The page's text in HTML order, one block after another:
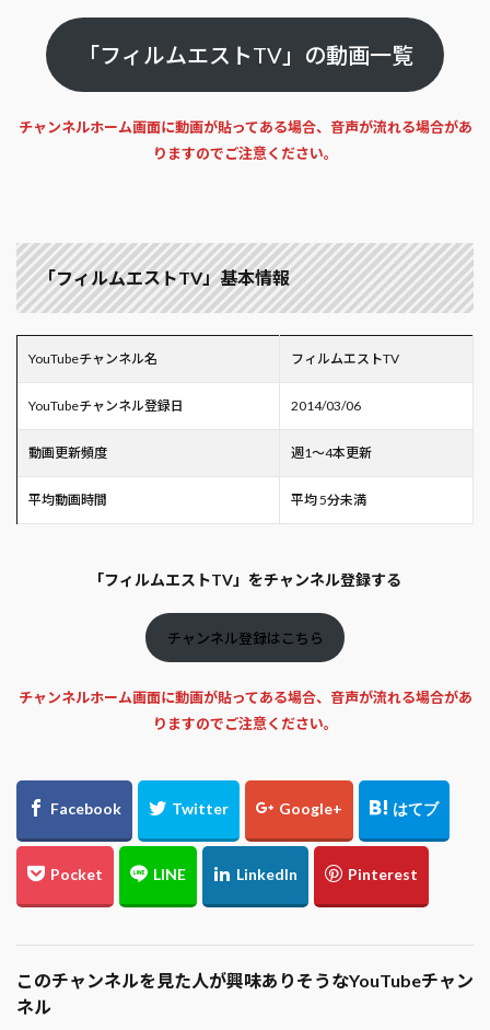
「フィルムエストTV」の動画一覧
チャンネルホーム画面に動画が貼ってある場合、音声が流れる場合があ
りますのでご注意ください。
「フィルムエストTV」基本情報
YouTubeチャンネル名 フィルムエストTV
YouTubeチャンネル登録日 2014/03/06
動画更新頻度 週1～4本更新
平均動画時間 平均 5分未満
「フィルムエストTV」をチャンネル登録する
チャンネル登録はこちら
チャンネルホーム画面に動画が貼ってある場合、音声が流れる場合があ
りますのでご注意ください。
このチャンネルを見た人が興味ありそうなYouTubeチャン
ネル